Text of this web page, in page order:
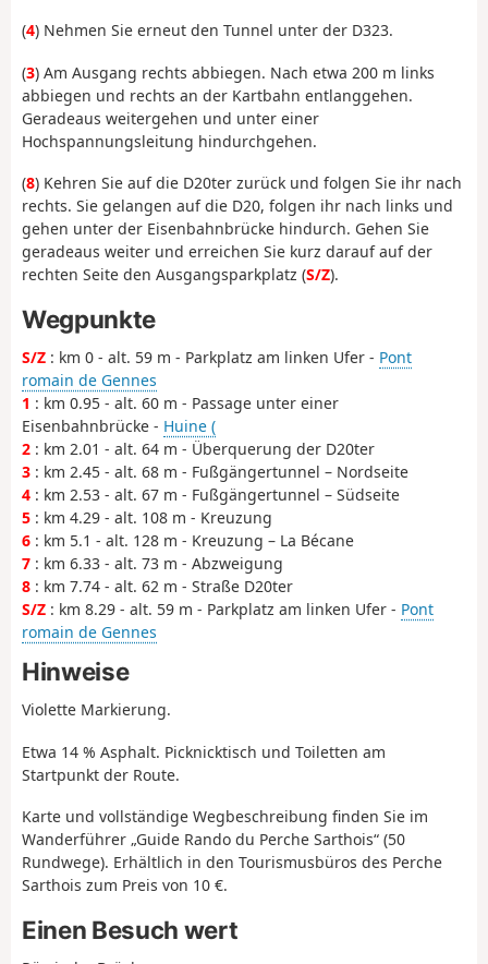
(4) Nehmen Sie erneut den Tunnel unter der D323.
(3) Am Ausgang rechts abbiegen. Nach etwa 200 m links
abbiegen und rechts an der Kartbahn entlanggehen.
Geradeaus weitergehen und unter einer
Hochspannungsleitung hindurchgehen.
(8) Kehren Sie auf die D20ter zurück und folgen Sie ihr nach
rechts. Sie gelangen auf die D20, folgen ihr nach links und
gehen unter der Eisenbahnbrücke hindurch. Gehen Sie
geradeaus weiter und erreichen Sie kurz darauf auf der
rechten Seite den Ausgangsparkplatz (S/Z).
Wegpunkte
S/Z : km 0 - alt. 59 m - Parkplatz am linken Ufer - Pont
romain de Gennes
1 : km 0.95 - alt. 60 m - Passage unter einer
Eisenbahnbrücke - Huine (
2 : km 2.01 - alt. 64 m - Überquerung der D20ter
3 : km 2.45 - alt. 68 m - Fußgängertunnel – Nordseite
4 : km 2.53 - alt. 67 m - Fußgängertunnel – Südseite
5 : km 4.29 - alt. 108 m - Kreuzung
6 : km 5.1 - alt. 128 m - Kreuzung – La Bécane
7 : km 6.33 - alt. 73 m - Abzweigung
8 : km 7.74 - alt. 62 m - Straße D20ter
S/Z : km 8.29 - alt. 59 m - Parkplatz am linken Ufer - Pont
romain de Gennes
Hinweise
Violette Markierung.
Etwa 14 % Asphalt. Picknicktisch und Toiletten am
Startpunkt der Route.
Karte und vollständige Wegbeschreibung finden Sie im
Wanderführer „Guide Rando du Perche Sarthois“ (50
Rundwege). Erhältlich in den Tourismusbüros des Perche
Sarthois zum Preis von 10 €.
Einen Besuch wert